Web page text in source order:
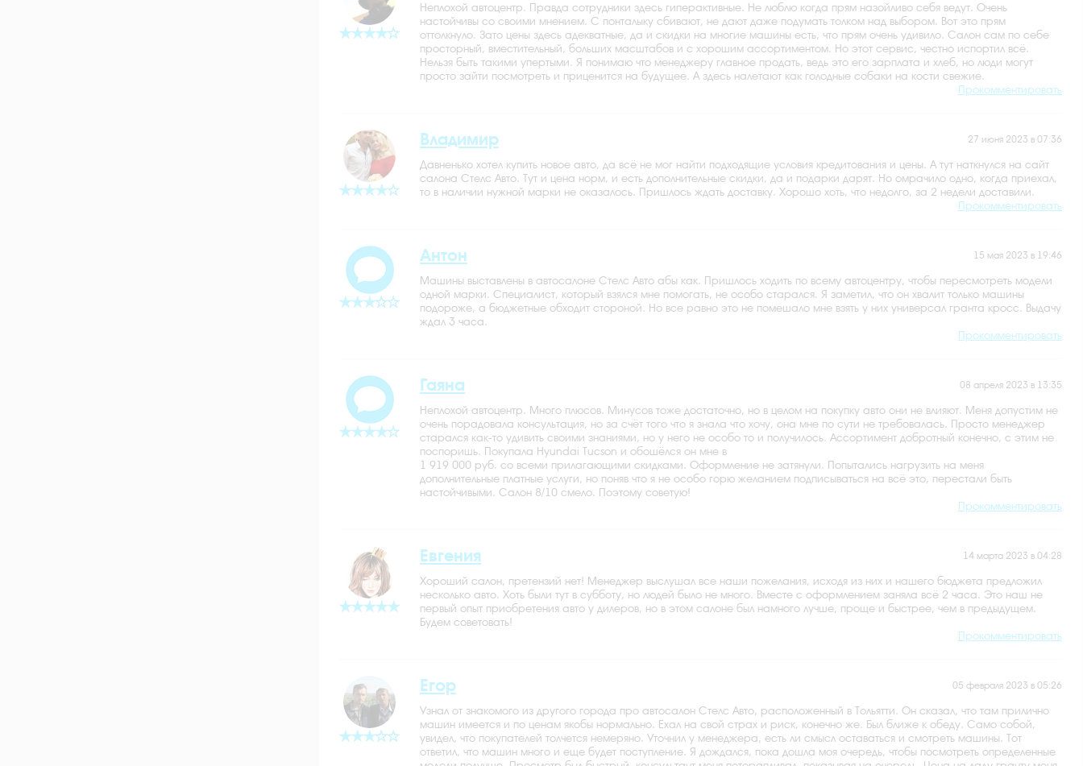
Неплохой автоцентр. Правда сотрудники здесь гиперактивные. Не люблю когда прям назойливо себя ведут. Очень
настойчивы со своими мнением. С понталыку сбивают, не дают даже подумать толком над выбором. Вот это прям
оттолкнуло. Зато цены здесь адекватные, да и скидки на многие машины есть, что прям очень удивило. Салон сам по себе
просторный, вместительный, больших масштабов и с хорошим ассортиментом. Но этот сервис, честно испортил всё.
Нельзя быть такими упертыми. Я понимаю что менеджеру главное продать, ведь это его зарплата и хлеб, но люди могут
просто зайти посмотреть и приценится на будущее. А здесь налетают как голодные собаки на кости свежие.
Прокомментировать
27 июня 2023 в 07:36
Владимир
Давненько хотел купить новое авто, да всё не мог найти подходящие условия кредитования и цены. А тут наткнулся на сайт
салона Стелс Авто. Тут и цена норм, и есть дополнительные скидки, да и подарки дарят. Но омрачило одно, когда приехал,
то в наличии нужной марки не оказалось. Пришлось ждать доставку. Хорошо хоть, что недолго, за 2 недели доставили.
Прокомментировать
15 мая 2023 в 19:46
Антон
Машины выставлены в автосалоне Стелс Авто абы как. Пришлось ходить по всему автоцентру, чтобы пересмотреть модели
одной марки. Специалист, который взялся мне помогать, не особо старался. Я заметил, что он хвалит только машины
подороже, а бюджетные обходит стороной. Но все равно это не помешало мне взять у них универсал гранта кросс. Выдачу
ждал 3 часа.
Прокомментировать
08 апреля 2023 в 13:35
Гаяна
Неплохой автоцентр. Много плюсов. Минусов тоже достаточно, но в целом на покупку авто они не влияют. Меня допустим не
очень порадовала консультация, но за счёт того что я знала что хочу, она мне по сути не требовалась. Просто менеджер
старался как-то удивить своими знаниями, но у него не особо то и получилось. Ассортимент добротный конечно, с этим не
поспоришь. Покупала Hyundai Tucson и обошёлся он мне в
1 919 000 руб. со всеми прилагающими скидками. Оформление не затянули. Попытались нагрузить на меня
дополнительные платные услуги, но поняв что я не особо горю желанием подписываться на всё это, перестали быть
настойчивыми. Салон 8/10 смело. Поэтому советую!
Прокомментировать
14 марта 2023 в 04:28
Евгения
Хороший салон, претензий нет! Менеджер выслушал все наши пожелания, исходя из них и нашего бюджета предложил
несколько авто. Хоть были тут в субботу, но людей было не много. Вместе с оформлением заняла всё 2 часа. Это наш не
первый опыт приобретения авто у дилеров, но в этом салоне был намного лучше, проще и быстрее, чем в предыдущем.
Будем советовать!
Прокомментировать
05 февраля 2023 в 05:26
Егор
Узнал от знакомого из другого города про автосалон Стелс Авто, расположенный в Тольятти. Он сказал, что там прилично
машин имеется и по ценам якобы нормально. Ехал на свой страх и риск, конечно же. Был ближе к обеду. Само собой,
увидел, что покупателей толчется немеряно. Уточнил у менеджера, есть ли смысл оставаться и смотреть машины. Тот
ответил, что машин много и еще будет поступление. Я дождался, пока дошла моя очередь, чтобы посмотреть определенные